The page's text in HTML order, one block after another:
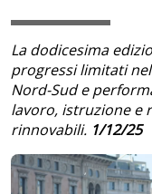
La dodicesima
progressi limitati
Nord-Sud e
lavoro, istruzione e
rinnovabili. 1/12/25